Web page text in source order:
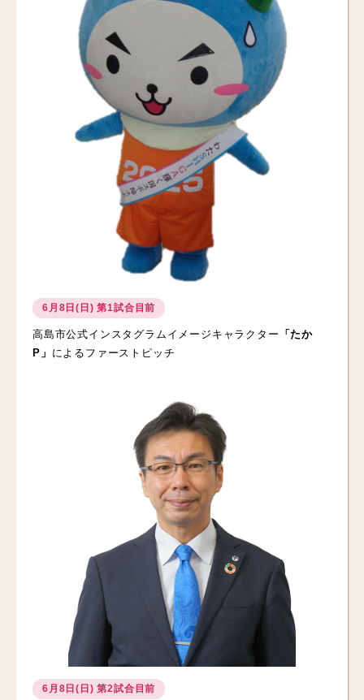
6月8日(日) 第1試合目前
高島市公式インスタグラムイメージキャラクター 「たか
P」 によるファーストピッチ
6月8日(日) 第2試合目前